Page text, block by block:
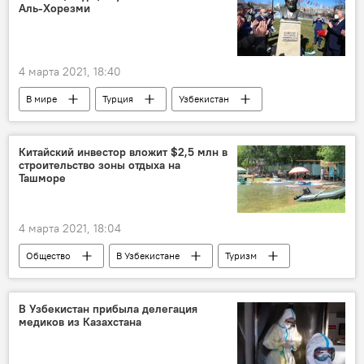
вакцинация
Аль-Хорезми
4 марта 2021, 18:40
В мире Турция
Узбекистан
бюст
памятник
Китайский инвестор вложит $2,5 млн в
строительство зоны отдыха на
Ташморе
4 марта 2021, 18:04
Общество В Узбекистане
Туризм
Инвестиции
Китай
Ташкентская область
В Узбекистан прибыла делегация
медиков из Казахстана